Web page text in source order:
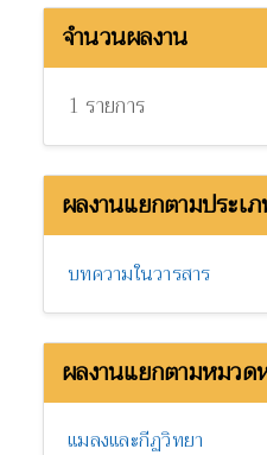
จำนวนผลงาน
1 รายการ
ผลงานแยกตามประเ
บทความในวารสาร
ผลงานแยกตามหมวด
แมลงและกีฏวิทยา